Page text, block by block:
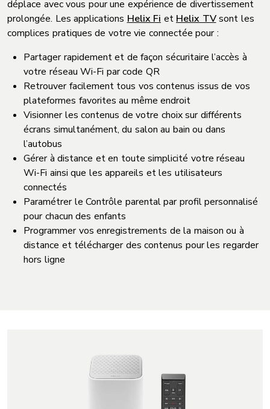
déplace avec vous pour une expérience de divertissement
prolongée. Les applications Helix Fi et Helix TVsont les
complices pratiques de votre vie connectée pour :
Partager rapidement et de façon sécuritaire l’accès à
votre réseau Wi-Fi par code QR
Retrouver facilement tous vos contenus issus de vos
plateformes favorites au même endroit
Visionner les contenus de votre choix sur différents
écrans simultanément, du salon au bain ou dans
l’autobus
Gérer à distance et en toute simplicité votre réseau
Wi-Fi ainsi que les appareils et les utilisateurs
connectés
Paramétrer le Contrôle parental par profil personnalisé
pour chacun des enfants
Programmer vos enregistrements de la maison ou à
distance et télécharger des contenus pour les regarder
hors ligne